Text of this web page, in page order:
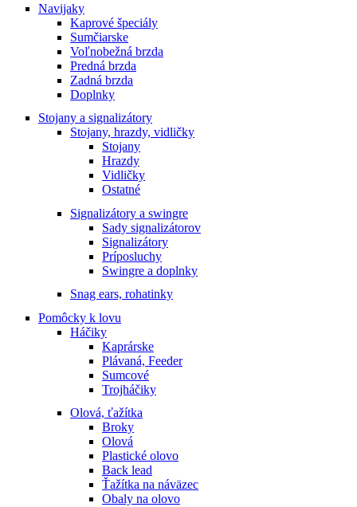
Navijaky
Kaprové špeciály
Sumčiarske
Voľnobežná brzda
Predná brzda
Zadná brzda
Doplnky
Stojany a signalizátory
Stojany, hrazdy, vidličky
Stojany
Hrazdy
Vidličky
Ostatné
Signalizátory a swingre
Sady signalizátorov
Signalizátory
Príposluchy
Swingre a doplnky
Snag ears, rohatinky
Pomôcky k lovu
Háčiky
Kaprárske
Plávaná, Feeder
Sumcové
Trojháčiky
Olová, ťažítka
Broky
Olová
Plastické olovo
Back lead
Ťažítka na náväzec
Obaly na olovo